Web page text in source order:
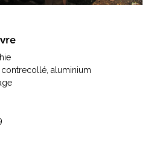
contrecollé, aluminium